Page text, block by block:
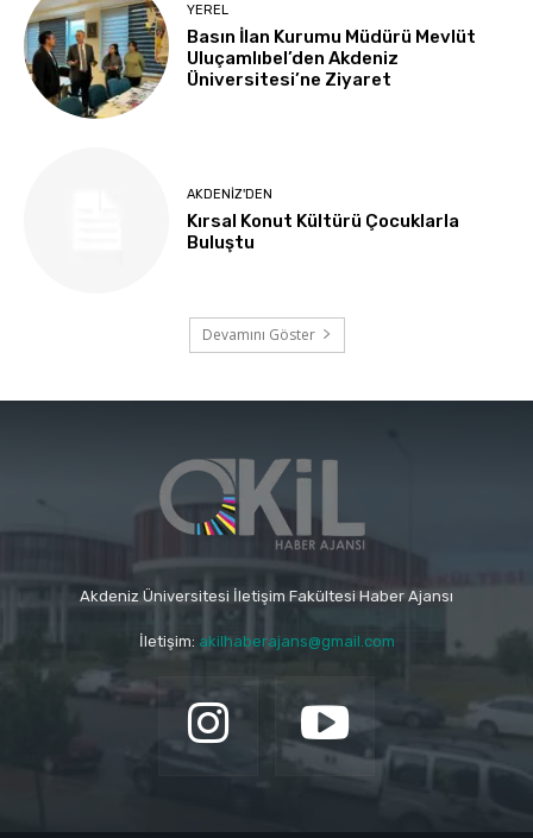
YEREL
Basın İlan Kurumu Müdürü Mevlüt
Uluçamlıbel’den Akdeniz
Üniversitesi’ne Ziyaret
AKDENIZ'DEN
Kırsal Konut Kültürü Çocuklarla
Buluştu
Devamını Göster
Akdeniz Üniversitesi İletişim Fakültesi Haber Ajansı
İletişim: akilhaberajans@gmail.com